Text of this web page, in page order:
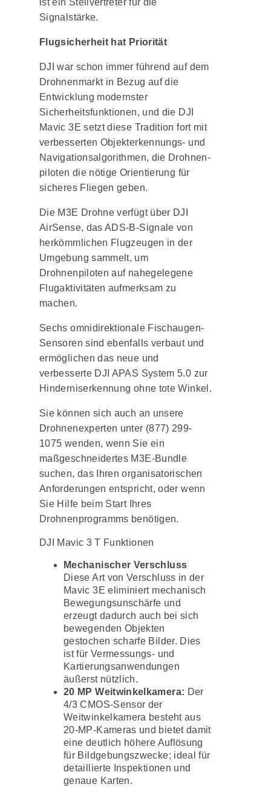
ist ein Stellvertreter für die
Signalstärke.
Flugsicherheit hat Priorität
DJI war schon immer führend auf dem
Drohnenmarkt in Bezug auf die
Entwicklung modernster
Sicherheitsfunktionen, und die DJI
Mavic 3E setzt diese Tradition fort mit
verbesserten Objekt­erkennungs- und
Navigationsalgorithmen, die Drohnen­
piloten die nötige Orientierung für
sicheres Fliegen geben.
Die M3E Drohne verfügt über DJI
AirSense, das ADS-B-Signale von
herkömmlichen Flugzeugen in der
Umgebung sammelt, um
Drohnenpiloten auf nahegelegene
Flugaktivitäten aufmerksam zu
machen.
Sechs omnidirektionale Fischaugen-
Sensoren sind ebenfalls verbaut und
ermöglichen das neue und
verbesserte DJI APAS System 5.0 zur
Hinderniserkennung ohne tote Winkel.
Sie können sich auch an unsere
Drohnenexperten unter (877) 299-
1075 wenden, wenn Sie ein
maßgeschneidertes M3E-Bundle
suchen, das Ihren organisatorischen
Anforderungen entspricht, oder wenn
Sie Hilfe beim Start Ihres
Drohnenprogramms benötigen.
DJI Mavic 3 T Funktionen
Mechanischer Verschluss
Diese Art von Verschluss in der
Mavic 3E eliminiert mechanisch
Bewegungsunschärfe und
erzeugt dadurch auch bei sich
bewegenden Objekten
gestochen scharfe Bilder. Dies
ist für Vermessungs- und
Kartierungsanwendungen
äußerst nützlich.
20 MP Weitwinkelkamera: Der
4/3 CMOS-Sensor der
Weitwinkelkamera besteht aus
20-MP-Kameras und bietet damit
eine deutlich höhere Auflösung
für Bildgebungszwecke; ideal für
detaillierte Inspektionen und
genaue Karten.